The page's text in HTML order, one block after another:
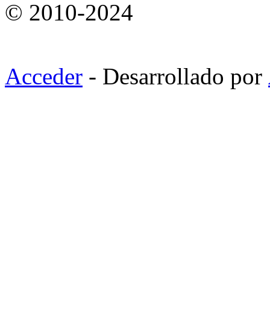
© 2010-2024
Acceder - Desarrollado por